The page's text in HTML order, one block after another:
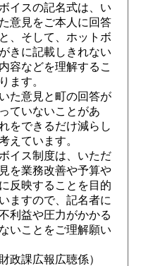
イスの記名式は、い
意見をご本人に回答
、そして、ホットボ
きに記載しきれない
容などを理解するこ
ます。
た意見と町の回答が
ていないことがあ
をできるだけ減らし
えています。
イス制度は、いただ
を業務改善や予算や
反映することを目的
ますので、記名者に
利益や圧力がかかる
いことをご理解願い
政課広報広聴係）